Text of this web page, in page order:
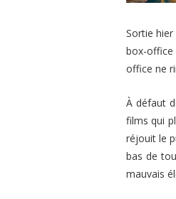
Sortie
box-office
office ne
À défaut
films qui
réjouit le
bas de
mauvais